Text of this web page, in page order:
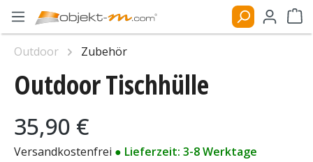
Zum Hauptinhalt springen
Outdoor Tischhülle
Regulärer Preis:
35,90 €
Versandkostenfrei ● Lieferzeit: 3-8 Werktage
Outdoor
Zubehör
Bildergalerie überspringen